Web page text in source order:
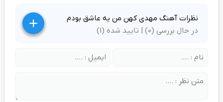
نظرات آهنگ مهدی کهن من یه عاشق بودم
در حال بررسی (0) | تایید شده (1)